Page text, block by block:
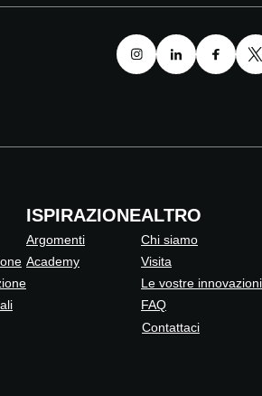
ISPIRAZIONE
Argomenti
Academy
ALTRO
Chi siamo
Visita
Le vostre
FAQ
Contattaci